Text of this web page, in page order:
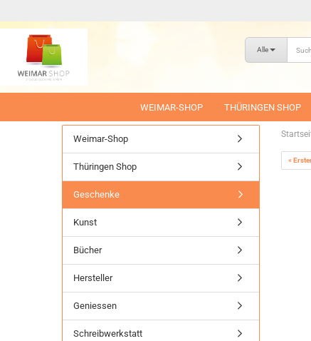
Alle
WEIMAR-SHOP THÜRINGEN SHOP
«
Weimar-Shop
Thüringen Shop
Geschenke
Kunst
Bücher
Hersteller
Geniessen
Schreibwerkstatt